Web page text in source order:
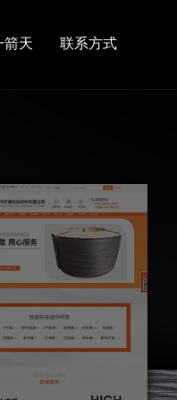
箭天 联系方式